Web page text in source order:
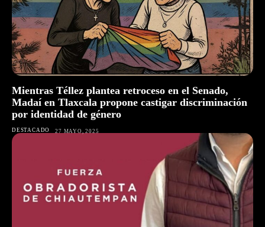
Mientras Téllez plantea retroceso en el Senado,
Madaí en Tlaxcala propone castigar discriminación
por identidad de género
DESTACADO 27 MAYO, 2025